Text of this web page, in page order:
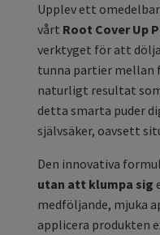
Upplev ett
vårt Root Cover Up
verktyget för att
tunna partier mellan
naturligt resultat
detta smarta puder
självsäker, oavsett
Den innovativa
utan att klumpa sig
medföljande, mjuka
applicera produkten